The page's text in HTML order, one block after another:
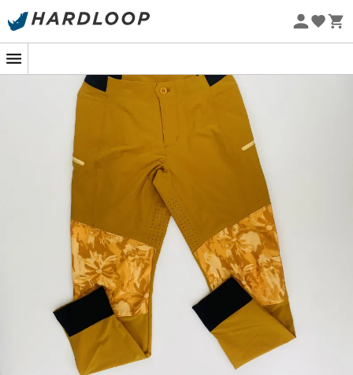
Sommarerbjudanden 🔥 -5 % EXTRA vid köp av 2 produkter*